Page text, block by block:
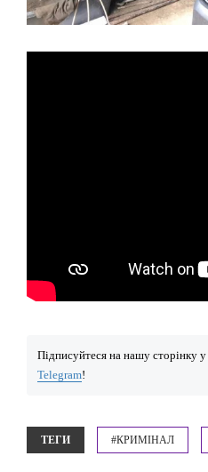
Підписуйтеся на нашу сторінку у
Telegram!
ТЕГИ #КРИМІНАЛ